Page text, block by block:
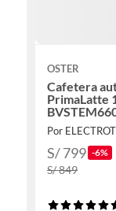
OSTER
Cafetera
PrimaLatte
Por
S/ 799 -6%
S/ 849